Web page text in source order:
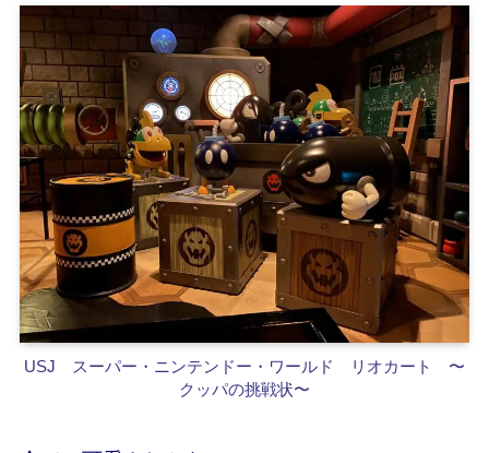
USJ スーパー・ニンテンドー・ワールド
リオカート 〜
クッパの挑戦状〜